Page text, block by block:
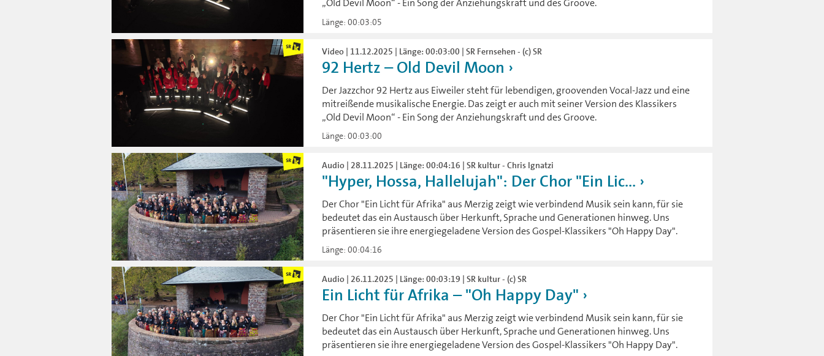
„Old Devil Moon“ - Ein Song der Anziehungskraft und des Groove.
Länge: 00:03:05
Video | 11.12.2025 | Länge: 00:03:00 | SR Fernsehen - (c) SR
92 Hertz – Old Devil Moon
Der Jazzchor 92 Hertz aus Eiweiler steht für lebendigen, groovenden Vocal-Jazz und eine
mitreißende musikalische Energie. Das zeigt er auch mit seiner Version des Klassikers
„Old Devil Moon“ - Ein Song der Anziehungskraft und des Groove.
Länge: 00:03:00
Audio | 28.11.2025 | Länge: 00:04:16 | SR kultur - Chris Ignatzi
"Hyper, Hossa, Hallelujah": Der Chor "Ein Lic...
Der Chor "Ein Licht für Afrika" aus Merzig zeigt wie verbindend Musik sein kann, für sie
bedeutet das ein Austausch über Herkunft, Sprache und Generationen hinweg. Uns
präsentieren sie ihre energiegeladene Version des Gospel-Klassikers "Oh Happy Day".
Länge: 00:04:16
Audio | 26.11.2025 | Länge: 00:03:19 | SR kultur - (c) SR
Ein Licht für Afrika – "Oh Happy Day"
Der Chor "Ein Licht für Afrika" aus Merzig zeigt wie verbindend Musik sein kann, für sie
bedeutet das ein Austausch über Herkunft, Sprache und Generationen hinweg. Uns
präsentieren sie ihre energiegeladene Version des Gospel-Klassikers "Oh Happy Day".